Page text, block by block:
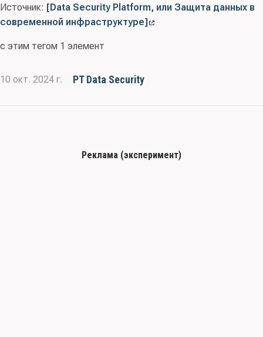
Источник: [Data Security Platform, или Защита данных в
современной инфраструктуре]
с этим тегом 1 элемент
10 окт. 2024 г. PT Data Security
Реклама (эксперимент)